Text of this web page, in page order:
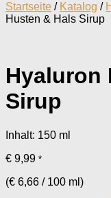
Startseite / Katalog /
Husten & Hals Sirup
Hyaluron
Sirup
Inhalt: 150 ml
€ 9,99 *
(€ 6,66 / 100 ml )